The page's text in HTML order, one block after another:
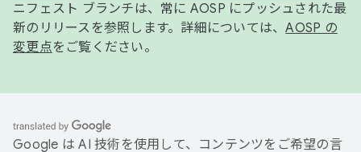
ニフェスト ブランチは、常に AOSP にプッシュされた最
新のリリースを参照します。詳細については、AOSP の
変更点をご覧ください。
Google は AI 技術を使用して、コンテンツをご希望の言